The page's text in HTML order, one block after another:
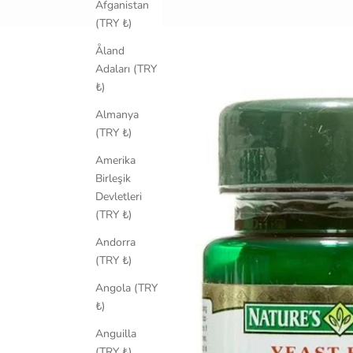
Afganistan
(TRY ₺)
Åland
Adaları (TRY
₺)
Almanya
(TRY ₺)
Amerika
Birleşik
Devletleri
(TRY ₺)
Andorra
(TRY ₺)
Angola (TRY
₺)
Anguilla